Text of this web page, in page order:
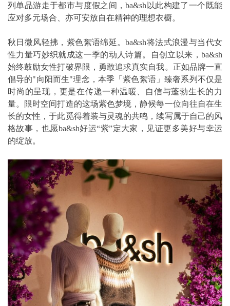
列单品游走于都市与度假之间，ba&sh以此构建了一个既能
应对多元场合、亦可安放自在精神的理想衣橱。
秋日微风轻拂，紫色絮语绵延。ba&sh将法式浪漫与当代女
性力量巧妙织就成这一季的动人诗篇。自创立以来，ba&sh
始终鼓励女性打破界限，勇敢追求真实自我。正如品牌一直
倡导的"向阳而生"理念，本季「紫色絮语」臻奢系列不仅是
时尚的呈现，更是在传递一种温暖、自信与蓬勃生长的力
量。限时空间打造的这场紫色梦境，静候每一位向往自在生
长的女性，于此觅得着装与灵魂的共鸣，续写属于自己的风
格故事，也愿ba&sh好运“紫”定大家，见证更多美好与幸运
的绽放。